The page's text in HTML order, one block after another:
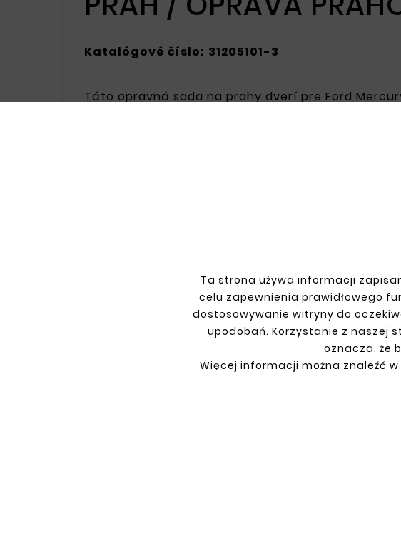
Ta strona używa informacji
celu zapewnienia prawidłowego
dostosowywanie witryny do
upodobań. Korzystanie z naszej
oznacza, że
Więcej informacji można znaleźć
Katalógové číslo: 31205101-3
Táto opravná sada na prahy dverí pre Ford
TWOJE KONTO
Logowanie
Rejestracja
Zwroty
Moje zamówienia